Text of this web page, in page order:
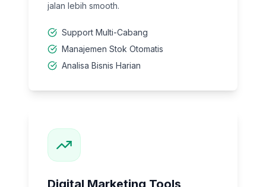
jalan lebih smooth.
Support Multi-Cabang
Manajemen Stok Otomatis
Analisa Bisnis Harian
Digital Marketing Tools